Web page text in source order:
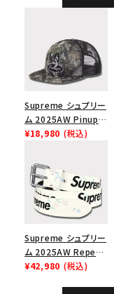
Supreme シュプリー
ム 2025AW Pinup
Mesh Back 5-Panel
ュバック 5パネルキャ
ップ トゥルーティン
バーHTC フォールカ
¥18,980 (税込)
Supreme シュプリー
ム 2025AW Repeat
Leather Belt リピー
¥42,980 (税込)